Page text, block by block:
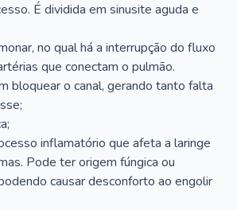
É dividida em sinusite aguda e
no qual há a interrupção do fluxo
que conectam o pulmão.
bloquear o canal, gerando tanto falta
inflamatório que afeta a laringe
Pode ter origem fúngica ou
causar desconforto ao engolir